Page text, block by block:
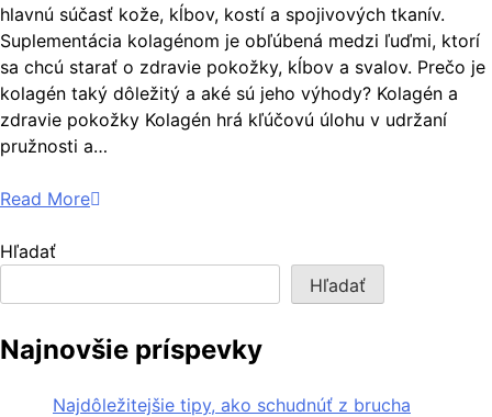
hlavnú súčasť kože, kĺbov, kostí a spojivových tkanív.
Suplementácia kolagénom je obľúbená medzi ľuďmi, ktorí
sa chcú starať o zdravie pokožky, kĺbov a svalov. Prečo je
kolagén taký dôležitý a aké sú jeho výhody? Kolagén a
zdravie pokožky Kolagén hrá kľúčovú úlohu v udržaní
pružnosti a…
Read More
Hľadať
Hľadať
Najnovšie príspevky
Najdôležitejšie tipy, ako schudnúť z brucha